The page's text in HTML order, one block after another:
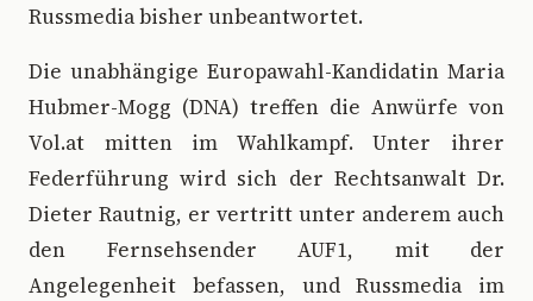
Russmedia bisher unbeantwortet.
Die unabhängige Europawahl-Kandidatin Maria
Hubmer-Mogg (DNA) treffen die Anwürfe von
Vol.at mitten im Wahlkampf. Unter ihrer
Federführung wird sich der Rechtsanwalt Dr.
Dieter Rautnig, er vertritt unter anderem auch
den Fernsehsender AUF1, mit der
Angelegenheit befassen, und Russmedia im